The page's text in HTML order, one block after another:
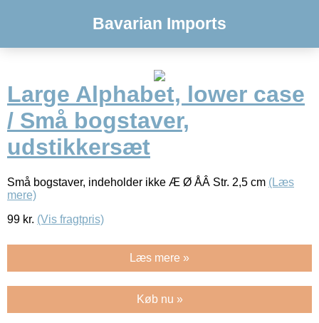
Bavarian Imports
Large Alphabet, lower case
/ Små bogstaver,
udstikkersæt
Små bogstaver, indeholder ikke Æ Ø ÅÂ Str. 2,5 cm (Læs
mere)
99 kr. (Vis fragtpris)
Læs mere »
Køb nu »